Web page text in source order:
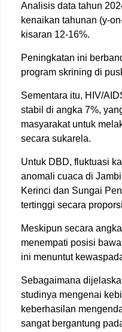
Analisis data tahun
kenaikan tahunan (y-
kisaran 12-16%.
Peningkatan ini
program skrining di
Sementara itu, HIV/
stabil di angka 7%,
masyarakat untuk
secara sukarela.
Untuk DBD, fluktuasi
anomali cuaca di
Kerinci dan Sungai
tertinggi secara
Meskipun secara
menempati posisi
ini menuntut
Sebagaimana
studinya mengenai
keberhasilan
sangat bergantung